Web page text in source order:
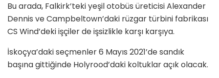
Bu arada, Falkirk’teki yeşil otobüs üreticisi Alexander
Dennis ve Campbeltown’daki rüzgar türbini fabrikası
CS Wind’deki işçiler de işsizlikle karşı karşıya.
İskoçya’daki seçmenler 6 Mayıs 2021’de sandık
başına gittiğinde Holyrood’daki koltuklar açık olacak.